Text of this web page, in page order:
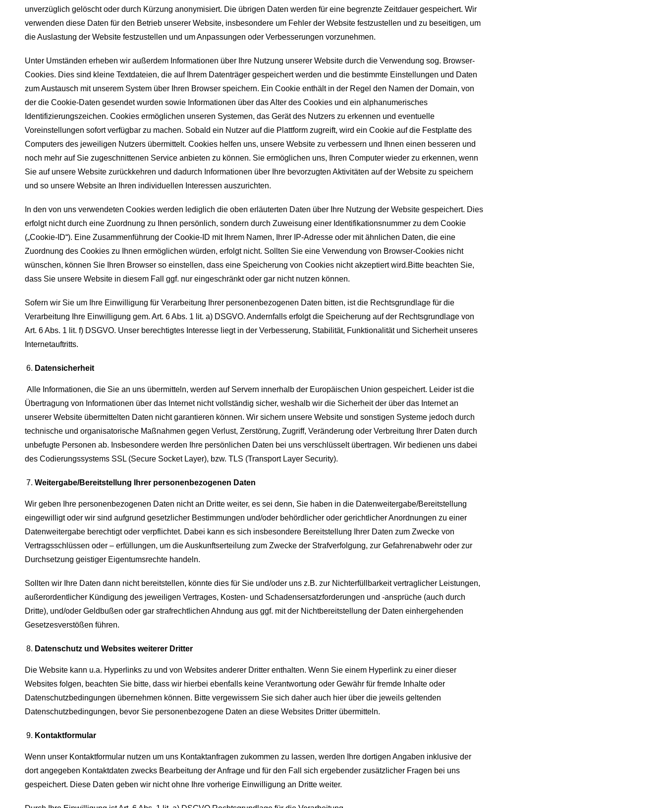
unverzüglich gelöscht oder durch Kürzung anonymisiert. Die übrigen Daten werden für eine begrenzte Zeitdauer gespeichert. Wir
verwenden diese Daten für den Betrieb unserer Website, insbesondere um Fehler der Website festzustellen und zu beseitigen, um
die Auslastung der Website festzustellen und um Anpassungen oder Verbesserungen vorzunehmen.
Unter Umständen erheben wir außerdem Informationen über Ihre Nutzung unserer Website durch die Verwendung sog. Browser-
Cookies. Dies sind kleine Textdateien, die auf Ihrem Datenträger gespeichert werden und die bestimmte Einstellungen und Daten
zum Austausch mit unserem System über Ihren Browser speichern. Ein Cookie enthält in der Regel den Namen der Domain, von
der die Cookie-Daten gesendet wurden sowie Informationen über das Alter des Cookies und ein alphanumerisches
Identifizierungszeichen. Cookies ermöglichen unseren Systemen, das Gerät des Nutzers zu erkennen und eventuelle
Voreinstellungen sofort verfügbar zu machen. Sobald ein Nutzer auf die Plattform zugreift, wird ein Cookie auf die Festplatte des
Computers des jeweiligen Nutzers übermittelt. Cookies helfen uns, unsere Website zu verbessern und Ihnen einen besseren und
noch mehr auf Sie zugeschnittenen Service anbieten zu können. Sie ermöglichen uns, Ihren Computer wieder zu erkennen, wenn
Sie auf unsere Website zurückkehren und dadurch Informationen über Ihre bevorzugten Aktivitäten auf der Website zu speichern
und so unsere Website an Ihren individuellen Interessen auszurichten.
In den von uns verwendeten Cookies werden lediglich die oben erläuterten Daten über Ihre Nutzung der Website gespeichert. Dies
erfolgt nicht durch eine Zuordnung zu Ihnen persönlich, sondern durch Zuweisung einer Identifikationsnummer zu dem Cookie
(„Cookie-ID“). Eine Zusammenführung der Cookie-ID mit Ihrem Namen, Ihrer IP-Adresse oder mit ähnlichen Daten, die eine
Zuordnung des Cookies zu Ihnen ermöglichen würden, erfolgt nicht. Sollten Sie eine Verwendung von Browser-Cookies nicht
wünschen, können Sie Ihren Browser so einstellen, dass eine Speicherung von Cookies nicht akzeptiert wird.Bitte beachten Sie,
dass Sie unsere Website in diesem Fall ggf. nur eingeschränkt oder gar nicht nutzen können.
Sofern wir Sie um Ihre Einwilligung für Verarbeitung Ihrer personenbezogenen Daten bitten, ist die Rechtsgrundlage für die
Verarbeitung Ihre Einwilligung gem. Art. 6 Abs. 1 lit. a) DSGVO. Andernfalls erfolgt die Speicherung auf der Rechtsgrundlage von
Art. 6 Abs. 1 lit. f) DSGVO. Unser berechtigtes Interesse liegt in der Verbesserung, Stabilität, Funktionalität und Sicherheit unseres
Internetauftritts.
Datensicherheit
Alle Informationen, die Sie an uns übermitteln, werden auf Servern innerhalb der Europäischen Union gespeichert. Leider ist die
Übertragung von Informationen über das Internet nicht vollständig sicher, weshalb wir die Sicherheit der über das Internet an
unserer Website übermittelten Daten nicht garantieren können. Wir sichern unsere Website und sonstigen Systeme jedoch durch
technische und organisatorische Maßnahmen gegen Verlust, Zerstörung, Zugriff, Veränderung oder Verbreitung Ihrer Daten durch
unbefugte Personen ab. Insbesondere werden Ihre persönlichen Daten bei uns verschlüsselt übertragen. Wir bedienen uns dabei
des Codierungssystems SSL (Secure Socket Layer), bzw. TLS (Transport Layer Security).
Weitergabe/Bereitstellung Ihrer personenbezogenen Daten
Wir geben Ihre personenbezogenen Daten nicht an Dritte weiter, es sei denn, Sie haben in die Datenweitergabe/Bereitstellung
eingewilligt oder wir sind aufgrund gesetzlicher Bestimmungen und/oder behördlicher oder gerichtlicher Anordnungen zu einer
Datenweitergabe berechtigt oder verpflichtet. Dabei kann es sich insbesondere Bereitstellung Ihrer Daten zum Zwecke von
Vertragsschlüssen oder – erfüllungen, um die Auskunftserteilung zum Zwecke der Strafverfolgung, zur Gefahrenabwehr oder zur
Durchsetzung geistiger Eigentumsrechte handeln.
Sollten wir Ihre Daten dann nicht bereitstellen, könnte dies für Sie und/oder uns z.B. zur Nichterfüllbarkeit vertraglicher Leistungen,
außerordentlicher Kündigung des jeweiligen Vertrages, Kosten- und Schadensersatzforderungen und -ansprüche (auch durch
Dritte), und/oder Geldbußen oder gar strafrechtlichen Ahndung aus ggf. mit der Nichtbereitstellung der Daten einhergehenden
Gesetzesverstößen führen.
Datenschutz und Websites weiterer Dritter
Die Website kann u.a. Hyperlinks zu und von Websites anderer Dritter enthalten. Wenn Sie einem Hyperlink zu einer dieser
Websites folgen, beachten Sie bitte, dass wir hierbei ebenfalls keine Verantwortung oder Gewähr für fremde Inhalte oder
Datenschutzbedingungen übernehmen können. Bitte vergewissern Sie sich daher auch hier über die jeweils geltenden
Datenschutzbedingungen, bevor Sie personenbezogene Daten an diese Websites Dritter übermitteln.
Kontaktformular
Wenn unser Kontaktformular nutzen um uns Kontaktanfragen zukommen zu lassen, werden Ihre dortigen Angaben inklusive der
dort angegeben Kontaktdaten zwecks Bearbeitung der Anfrage und für den Fall sich ergebender zusätzlicher Fragen bei uns
gespeichert. Diese Daten geben wir nicht ohne Ihre vorherige Einwilligung an Dritte weiter.